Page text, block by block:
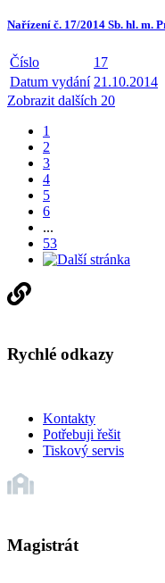
Nařízení č. 17/2014 Sb. hl. m.
Číslo
17
Datum vydání 21.10.2014
Zobrazit dalších 20
1
2
3
4
5
6
...
53
Rychlé odkazy
Kontakty
Potřebuji řešit
Tiskový servis
Magistrát